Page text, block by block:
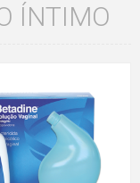
ÍNTIMO